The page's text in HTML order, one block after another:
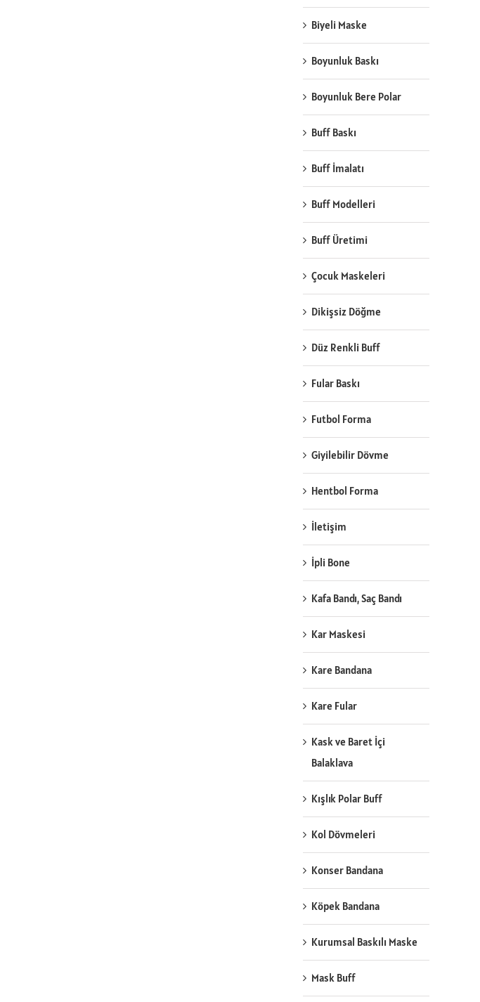
Biyeli Maske
Boyunluk Baskı
Boyunluk Bere Polar
Buff Baskı
Buff İmalatı
Buff Modelleri
Buff Üretimi
Çocuk Maskeleri
Dikişsiz Döğme
Düz Renkli Buff
Fular Baskı
Futbol Forma
Giyilebilir Dövme
Hentbol Forma
İletişim
İpli Bone
Kafa Bandı, Saç Bandı
Kar Maskesi
Kare Bandana
Kare Fular
Kask ve Baret İçi
Balaklava
Kışlık Polar Buff
Kol Dövmeleri
Konser Bandana
Köpek Bandana
Kurumsal Baskılı Maske
Mask Buff